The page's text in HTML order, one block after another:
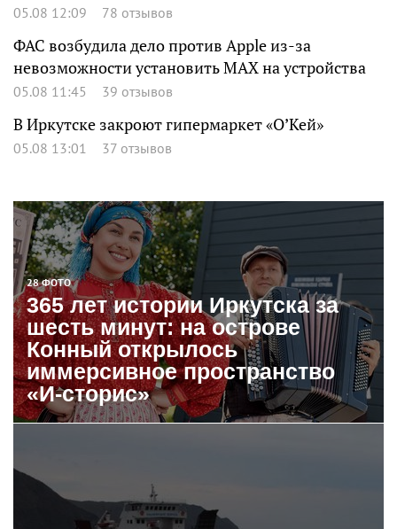
05.08 12:09 78 отзывов
ФАС возбудила дело против Apple из-за
невозможности установить MAX на устройства
05.08 11:45 39 отзывов
В Иркутске закроют гипермаркет «О’Кей»
05.08 13:01 37 отзывов
28 ФОТО
365 лет истории Иркутска за
шесть минут: на острове
Конный открылось
иммерсивное пространство
«И-сторис»